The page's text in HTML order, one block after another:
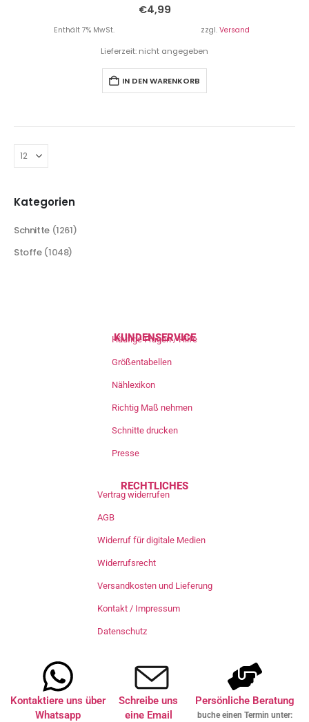
€4,99
Enthält 7% MwSt. zzgl. Versand
Lieferzeit: nicht angegeben
IN DEN WARENKORB
Kategorien
Schnitte (1261)
Stoffe (1048)
KUNDENSERVICE
Häufige Fragen / Hilfe
Größentabellen
Nählexikon
Richtig Maß nehmen
Schnitte drucken
Presse
RECHTLICHES
Vertrag widerrufen
AGB
Widerruf für digitale Medien
Widerrufsrecht
Versandkosten und Lieferung
Kontakt / Impressum
Datenschutz
Kontaktiere uns über
Whatsapp
Schreibe uns
eine Email
Persönliche Beratung
buche einen Termin unter: